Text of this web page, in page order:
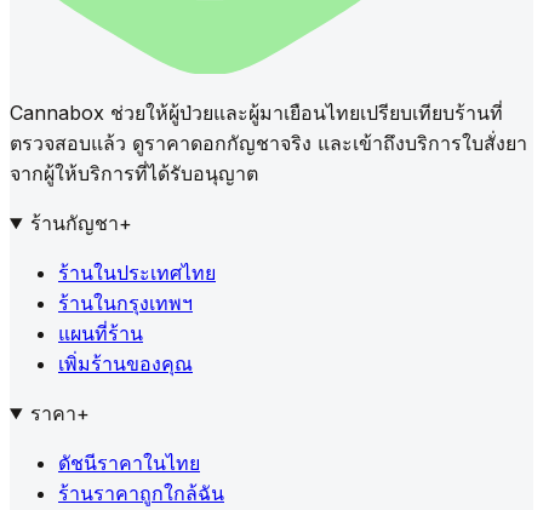
Cannabox ช่วยให้ผู้ป่วยและผู้มาเยือนไทยเปรียบเทียบร้านที่
ตรวจสอบแล้ว ดูราคาดอกกัญชาจริง และเข้าถึงบริการใบสั่งยา
จากผู้ให้บริการที่ได้รับอนุญาต
ร้านกัญชา+
ร้านในประเทศไทย
ร้านในกรุงเทพฯ
แผนที่ร้าน
เพิ่มร้านของคุณ
ราคา+
ดัชนีราคาในไทย
ร้านราคาถูกใกล้ฉัน